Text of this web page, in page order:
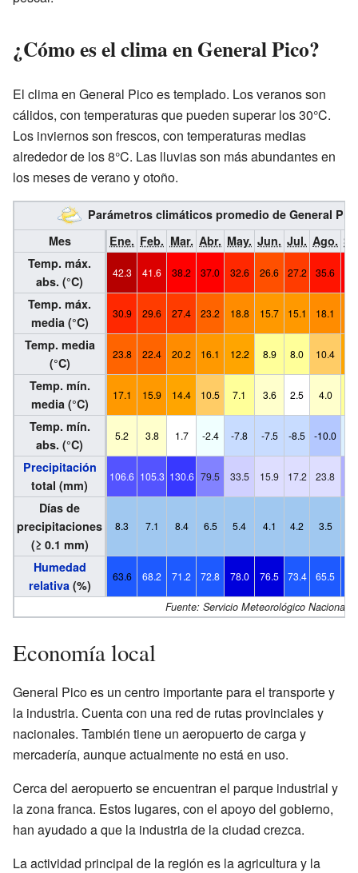
¿Cómo es el clima en General Pico?
El clima en General Pico es templado. Los veranos son
cálidos, con temperaturas que pueden superar los 30°C.
Los inviernos son frescos, con temperaturas medias
alrededor de los 8°C. Las lluvias son más abundantes en
los meses de verano y otoño.
Parámetros climáticos promedio de General
Mes
Ene. Feb. Mar. Abr. May. Jun. Jul. Ago.
Temp. máx.
abs. (°C)
42.3 41.6 38.2 37.0 32.6 26.6 27.2 35.6
Temp. máx.
media (°C)
30.9 29.6 27.4 23.2 18.8 15.7 15.1 18.1
Temp. media
(°C)
23.8 22.4 20.2 16.1 12.2 8.9 8.0 10.4
Temp. mín.
media (°C)
17.1 15.9 14.4 10.5 7.1 3.6 2.5 4.0
Temp. mín.
abs. (°C)
5.2 3.8 1.7 -2.4 -7.8 -7.5 -8.5 -10.0
Precipitación
total (mm)
106.6 105.3 130.6 79.5 33.5 15.9 17.2 23.8
Días de
precipitaciones
(≥ 0.1 mm)
8.3 7.1 8.4 6.5 5.4 4.1 4.2 3.5
Humedad
relativa(%)
63.6 68.2 71.2 72.8 78.0 76.5 73.4 65.5
Fuente: Servicio Meteorológico Nacional
Economía local
General Pico es un centro importante para el transporte y
la industria. Cuenta con una red de rutas provinciales y
nacionales. También tiene un aeropuerto de carga y
mercadería, aunque actualmente no está en uso.
Cerca del aeropuerto se encuentran el parque industrial y
la zona franca. Estos lugares, con el apoyo del gobierno,
han ayudado a que la industria de la ciudad crezca.
La actividad principal de la región es la agricultura y la